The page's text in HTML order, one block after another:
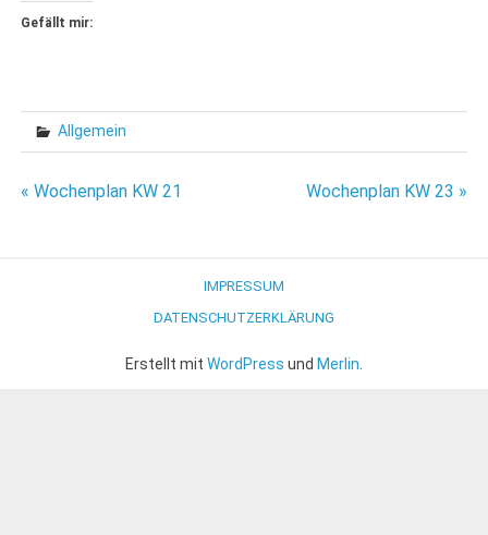
Gefällt mir:
Allgemein
Beitragsnavigation
« Wochenplan KW 21 Wochenplan KW 23 »
IMPRESSUM
DATENSCHUTZERKLÄRUNG
Erstellt mit WordPress und Merlin